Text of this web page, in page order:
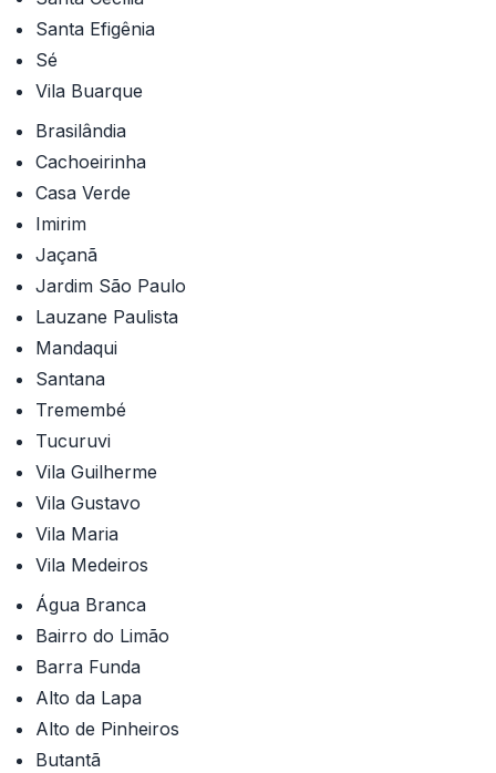
Santa Efigênia
Sé
Vila Buarque
Brasilândia
Cachoeirinha
Casa Verde
Imirim
Jaçanã
Jardim São Paulo
Lauzane Paulista
Mandaqui
Santana
Tremembé
Tucuruvi
Vila Guilherme
Vila Gustavo
Vila Maria
Vila Medeiros
Água Branca
Bairro do Limão
Barra Funda
Alto da Lapa
Alto de Pinheiros
Butantã